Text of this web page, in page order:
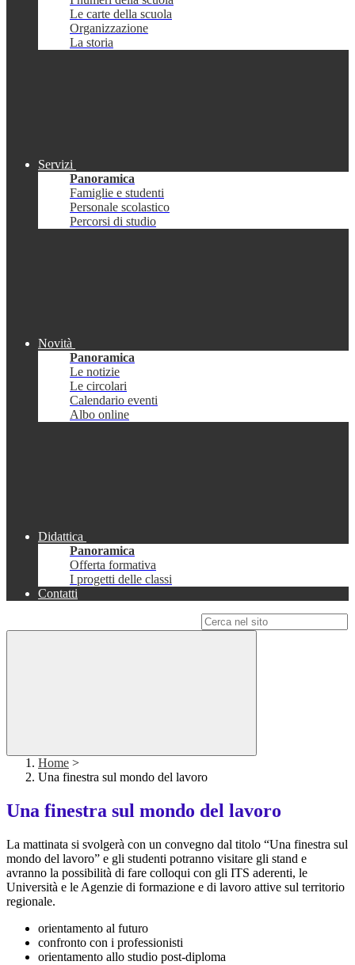
Le carte della scuola
Organizzazione
La storia
Servizi
Panoramica
Famiglie e studenti
Personale scolastico
Percorsi di studio
Novità
Panoramica
Le notizie
Le circolari
Calendario eventi
Albo online
Didattica
Panoramica
Offerta formativa
I progetti delle classi
Contatti
Home >
Una finestra sul mondo del lavoro
Una finestra sul mondo del lavoro
La mattinata si svolgerà con un convegno dal titolo “Una finestra sul
mondo del lavoro” e gli studenti potranno visitare gli stand e
avranno la possibilità di fare colloqui con gli ITS aderenti, le
Università e le Agenzie di formazione e di lavoro attive sul territorio
regionale.
orientamento al futuro
confronto con i professionisti
orientamento allo studio post-diploma